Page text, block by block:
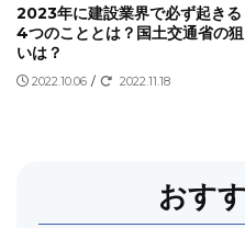
2023年に建設業界で必ず起きる
4つのこととは？国土交通省の狙
いは？
2022.10.06 / 2022.11.18
おす